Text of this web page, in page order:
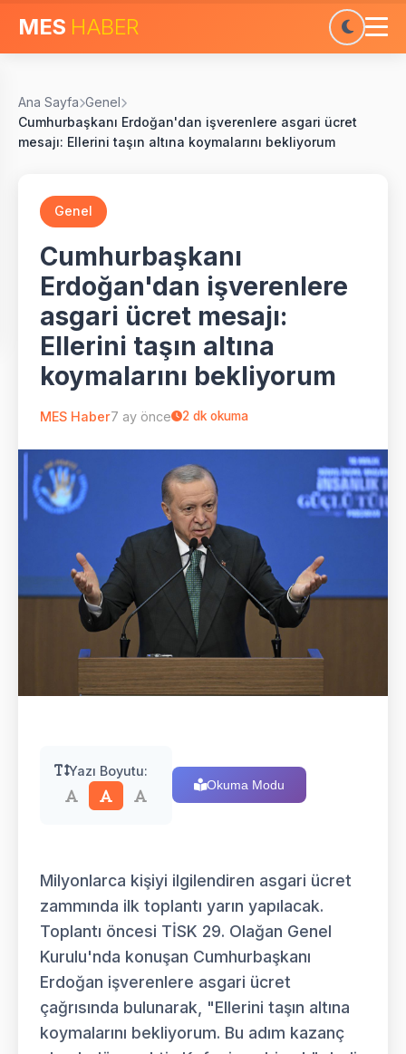
MES HABER
Ana Sayfa Genel
Cumhurbaşkanı Erdoğan'dan işverenlere asgari ücret
mesajı: Ellerini taşın altına koymalarını bekliyorum
Genel
Cumhurbaşkanı
Erdoğan'dan işverenlere
asgari ücret mesajı:
Ellerini taşın altına
koymalarını bekliyorum
MES Haber7 ay önce 2 dk okuma
Yazı Boyutu:
Okuma Modu
Milyonlarca kişiyi ilgilendiren asgari ücret
zammında ilk toplantı yarın yapılacak.
Toplantı öncesi TİSK 29. Olağan Genel
Kurulu'nda konuşan Cumhurbaşkanı
Erdoğan işverenlere asgari ücret
çağrısında bulunarak, "Ellerini taşın altına
koymalarını bekliyorum. Bu adım kazanç